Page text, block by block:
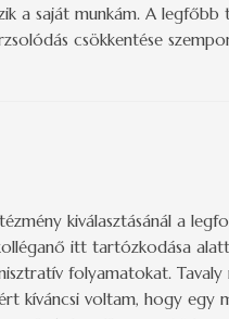
a saját munkám. A legfőbb
csökkentése
kiválasztásánál a
itt tartózkodása
folyamatokat.
kíváncsi voltam, hogy egy